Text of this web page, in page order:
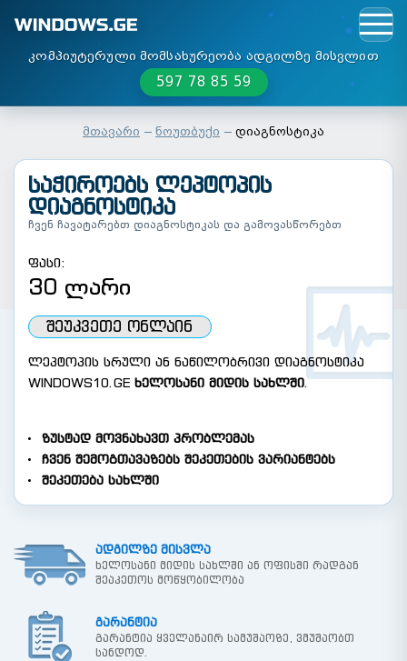
კომპიუტერული მომსახურეობა ადგილზე მისვლით
597 78 85 59
მთავარი ნოუთბუქი დიაგნოსტიკა
ᲡᲐᲭᲘᲠᲝᲔᲑᲡ ᲚᲔᲞᲢᲝᲞᲘᲡ
ᲓᲘᲐᲒᲜᲝᲡᲢᲘᲙᲐ
ჩვენ ჩავატარებთ დიაგნოსტიკას და გამოვასწორებთ
ფასი:
30 ლარი
ᲨᲔᲣᲙᲕᲔᲗᲔ ᲝᲜᲚᲐᲘᲜ
ლეპტოპის სრული ან ნაწილობრივი დიაგნოსტიკა
WINDOWS10.GE ხელოსანი მიდის სახლში.
ზუსტად მოვნახავთ პრობლემას
ჩვენ შემოგთავაზებს შეკეთების ვარიანტებს
შეკეთება სახლში
ადგილზე მისვლა
ხელოსანი მიდის სახლში ან ოფისში რადგან
შეაკეთოს მოწყობილობა
გარანტია
გარანტია ყველანაირ სამუშაოზე, ვმუშაობთ
სანდოდ.